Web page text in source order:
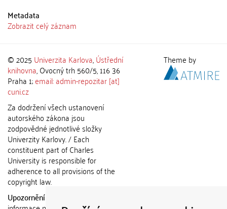
Metadata
Zobrazit celý záznam
© 2025 Univerzita Karlova,Ústřední
knihovna, Ovocný trh 560/5, 116 36
Praha 1;email: admin-repozitar [at]
cuni.cz
Za dodržení všech ustanovení
autorského zákona jsou
zodpovědné jednotlivé složky
Univerzity Karlovy. / Each
constituent part of Charles
University is responsible for
adherence to all provisions of the
copyright law.
Upozornění / Notice:
Theme by